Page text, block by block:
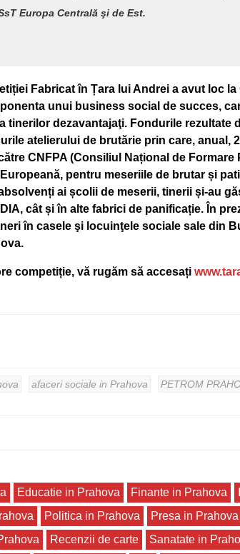
Europa Centrală şi de Est.
Fabricat în Țara lui Andrei a avut loc la
unui business social de succes,
tinerilor dezavantajaţi. Fondurile rezultate
atelierului de brutărie prin care, anual,
CNFPA (Consiliul Național de Formare
pentru meseriile de brutar și
ai școlii de meserii, tinerii și-au
cât și în alte fabrici de panificație. În
în casele şi locuinţele sociale sale din
competiție, vă rugăm să accesați
afaceri sociale in Prahova PETROM
Educatie in Prahova Finante in Prahova
Politica in Prahova
Presa in Prahova
Recenzii de carte Sanatate in